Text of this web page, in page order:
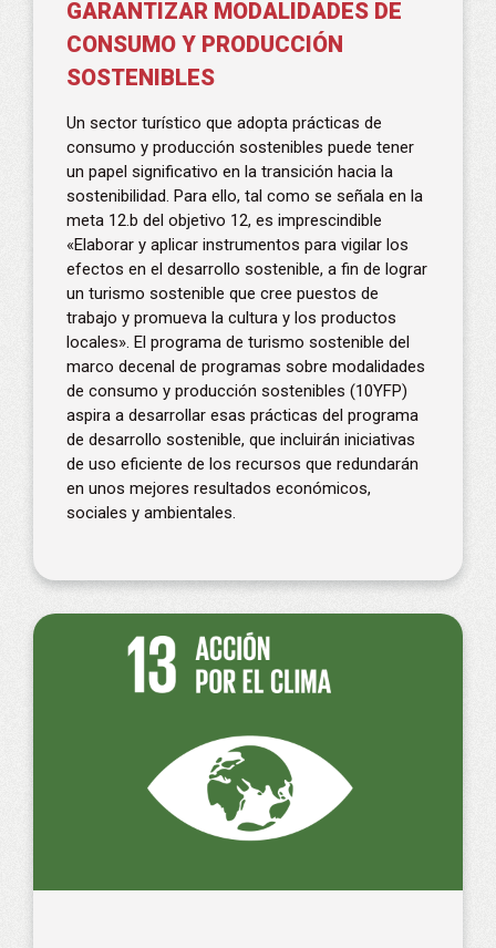
GARANTIZAR MODALIDADES DE
CONSUMO Y PRODUCCIÓN
SOSTENIBLES
Un sector turístico que adopta prácticas de
consumo y producción sostenibles puede tener
un papel significativo en la transición hacia la
sostenibilidad. Para ello, tal como se señala en la
meta 12.b del objetivo 12, es imprescindible
«Elaborar y aplicar instrumentos para vigilar los
efectos en el desarrollo sostenible, a fin de lograr
un turismo sostenible que cree puestos de
trabajo y promueva la cultura y los productos
locales». El programa de turismo sostenible del
marco decenal de programas sobre modalidades
de consumo y producción sostenibles (10YFP)
aspira a desarrollar esas prácticas del programa
de desarrollo sostenible, que incluirán iniciativas
de uso eficiente de los recursos que redundarán
en unos mejores resultados económicos,
sociales y ambientales.